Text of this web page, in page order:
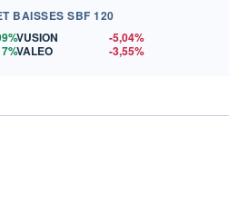
BAISSES SBF 120
VUSION
-5,04%
VALEO
-3,55%